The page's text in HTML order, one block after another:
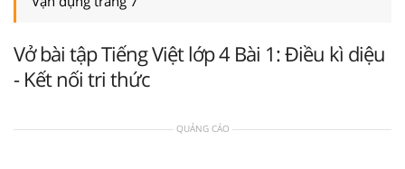
Vở bài tập Tiếng Việt lớp 4 Bài 1: Điều kì diệu
- Kết nối tri thức
QUẢNG CÁO